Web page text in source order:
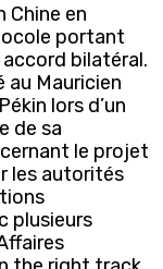
Chine en
portant
bilatéral.
au Mauricien
lors d’un
de sa
le projet
les autorités
plusieurs